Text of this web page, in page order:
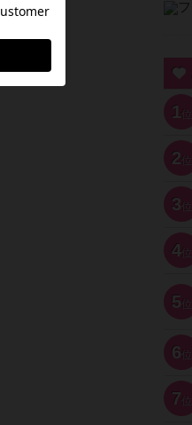
1 位
2 位
3 位
4位
5 位
6 位
7 位